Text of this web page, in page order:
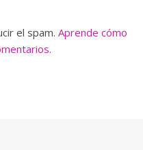
el spam. Aprende cómo